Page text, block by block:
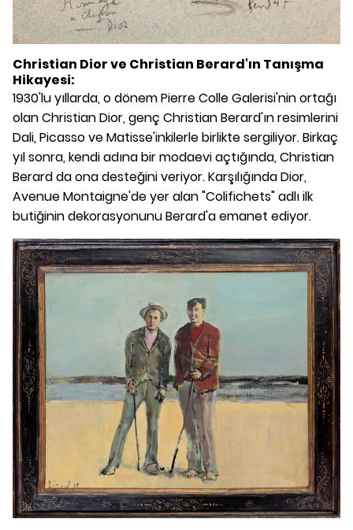
Christian Dior ve Christian Berard'ın Tanışma
Hikayesi:
1930'lu yıllarda, o dönem Pierre Colle Galerisi'nin ortağı
olan Christian Dior, genç Christian Berard'ın resimlerini
Dali, Picasso ve Matisse'inkilerle birlikte sergiliyor. Birkaç
yıl sonra, kendi adına bir modaevi açtığında, Christian
Berard da ona desteğini veriyor. Karşılığında Dior,
Avenue Montaigne'de yer alan "Colifichets" adlı ilk
butiğinin dekorasyonunu Berard'a emanet ediyor.